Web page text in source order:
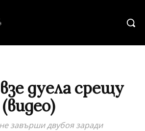
дуела срещу
завърши двубоя заради